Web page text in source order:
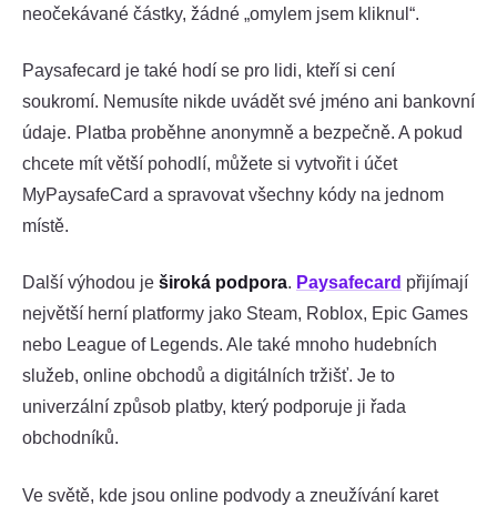
neočekávané částky, žádné „omylem jsem kliknul“.
Paysafecard je také hodí se pro lidi, kteří si cení
soukromí. Nemusíte nikde uvádět své jméno ani bankovní
údaje. Platba proběhne anonymně a bezpečně. A pokud
chcete mít větší pohodlí, můžete si vytvořit i účet
MyPaysafeCard a spravovat všechny kódy na jednom
místě.
Další výhodou je široká podpora. Paysafecard přijímají
největší herní platformy jako Steam, Roblox, Epic Games
nebo League of Legends. Ale také mnoho hudebních
služeb, online obchodů a digitálních tržišť. Je to
univerzální způsob platby, který podporuje ji řada
obchodníků.
Ve světě, kde jsou online podvody a zneužívání karet